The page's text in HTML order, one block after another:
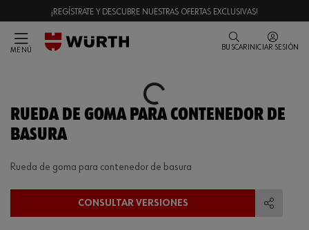
¡REGÍSTRATE Y DESCUBRE NUESTRAS OFERTAS EXCLUSIVAS!
MENÚ BUSCAR INICIAR SESIÓN
Loading...
RUEDA DE GOMA PARA CONTENEDOR DE
BASURA
Rueda de goma para contenedor de basura
CONSULTAR VERSIONES